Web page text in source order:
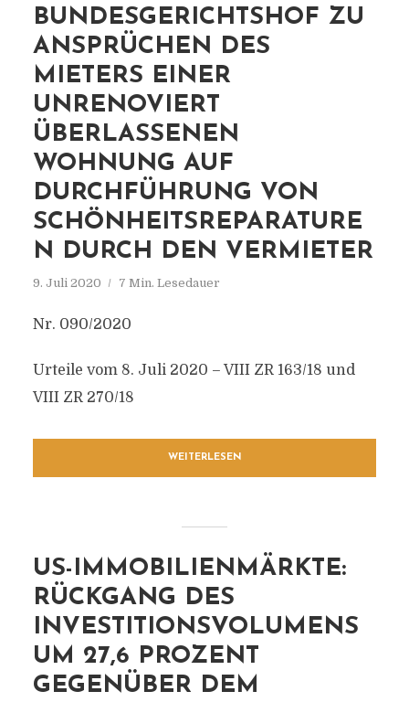
BUNDESGERICHTSHOF ZU
ANSPRÜCHEN DES
MIETERS EINER
UNRENOVIERT
ÜBERLASSENEN
WOHNUNG AUF
DURCHFÜHRUNG VON
SCHÖNHEITSREPARATURE
N DURCH DEN VERMIETER
9. Juli 2020 7 Min. Lesedauer
Nr. 090/2020
Urteile vom 8. Juli 2020 – VIII ZR 163/18 und
VIII ZR 270/18
WEITERLESEN
US-IMMOBILIENMÄRKTE:
RÜCKGANG DES
INVESTITIONSVOLUMENS
UM 27,6 PROZENT
GEGENÜBER DEM